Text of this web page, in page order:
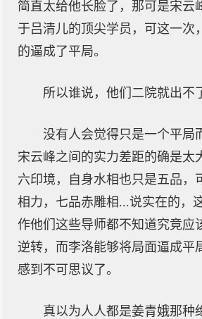
简直太给他长脸了，那可是宋云
于吕清儿的顶尖学员，可这一次
的逼成了平局。
所以谁说，他们二院就出不
没有人会觉得只是一个平局
宋云峰之间的实力差距的确是太
六印境，自身水相也只是五品，
相力，七品赤雕相...说实在的，
作他们这些导师都不知道究竟应
逆转，而李洛能够将局面逼成平
感到不可思议了。
真以为人人都是姜青娥那种